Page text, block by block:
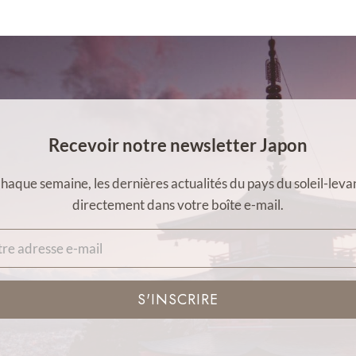
Recevoir notre newsletter Japon
semaine, les dernières actualités du pays du soleil-
directement dans votre boîte e-mail.
S'INSCRIRE